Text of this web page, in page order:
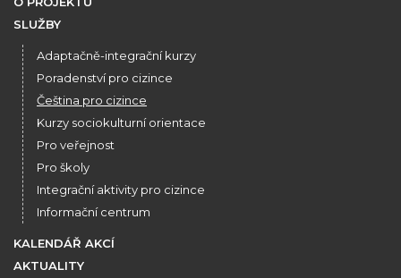
SLUŽBY
Adaptačně-integrační kurzy
Poradenství pro cizince
Čeština pro cizince
Kurzy sociokulturní orientace
Pro veřejnost
Pro školy
Integrační aktivity pro cizince
Informační centrum
KALENDÁŘ AKCÍ
AKTUALITY